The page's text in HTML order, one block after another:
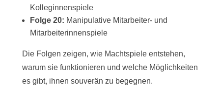
Kolleginnenspiele
Folge 20: Manipulative Mitarbeiter- und
Mitarbeiterinnenspiele
Die Folgen zeigen, wie Machtspiele entstehen,
warum sie funktionieren und welche Möglichkeiten
es gibt, ihnen souverän zu begegnen.